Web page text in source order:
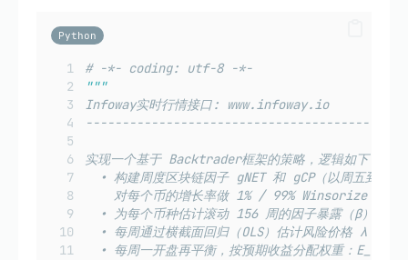
Python
# -*- coding: utf-8 -*-
"""
Infoway实时行情接口: www.infoway.io
实现一个基于 Backtrader框架的策略，逻辑如下：
• 构建周度区块链因子 gNET 和 gCP（以周五到周
对每个币的增长率做 1% / 99% Winsorize（去极
  • 为每个币种估计滚动 156 周的因子暴露（β）。
• 每周通过横截面回归（OLS）估计风险价格 λ，使
• 每周一开盘再平衡，按预期收益分配权重：